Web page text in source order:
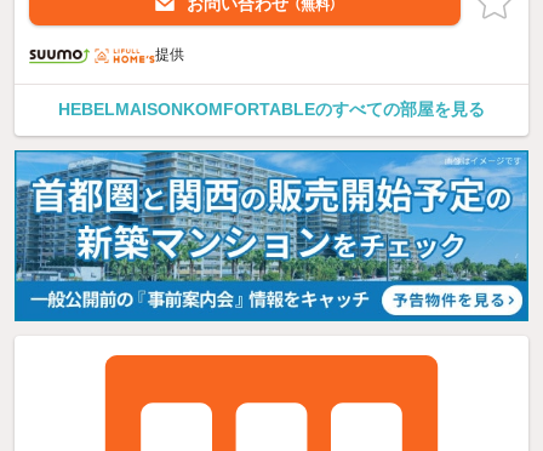
（無料）
提供
HEBELMAISONKOMFORTABLEのすべての部屋を見る